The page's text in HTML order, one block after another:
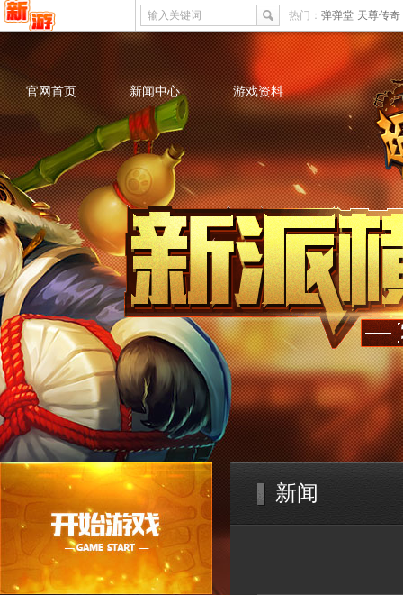
输入关键词 热门： 弹弹堂 天尊传奇
官网首页 新闻中心 游戏资料
新闻